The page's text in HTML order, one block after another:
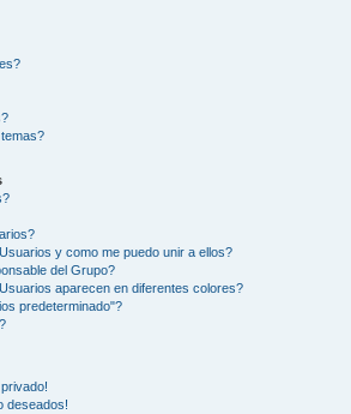
y como me puedo unir a ellos?
del Grupo?
aparecen en diferentes colores?
predeterminado"?
deseados!